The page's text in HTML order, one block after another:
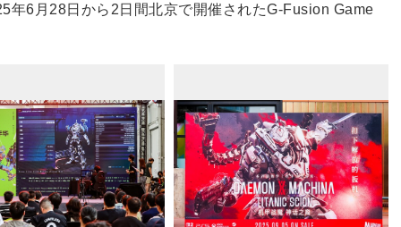
年6月28日から2日間北京で開催されたG-Fusion Game